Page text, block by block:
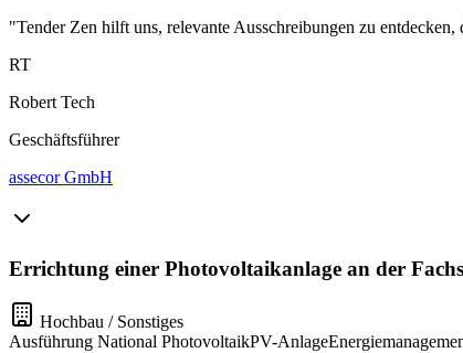
"Tender Zen hilft uns, relevante Ausschreibungen zu entdecken,
RT
Robert Tech
Geschäftsführer
assecor GmbH
Errichtung einer Photovoltaikanlage an der
Hochbau / Sonstiges
Ausführung National PhotovoltaikPV-Anlage